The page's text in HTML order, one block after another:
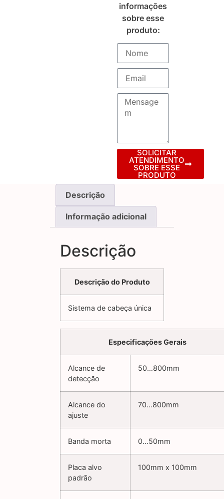
informações
sobre esse
produto:
SOLICITAR
ATENDIMENTO
SOBRE ESSE
PRODUTO
Descrição
Informação adicional
Descrição
Descrição do Produto
Sistema de cabeça única
Especificações Gerais
Alcance de
detecção
50…800mm
Alcance do
ajuste
70…800mm
Banda morta 0…50mm
Placa alvo
padrão
100mm x 100mm